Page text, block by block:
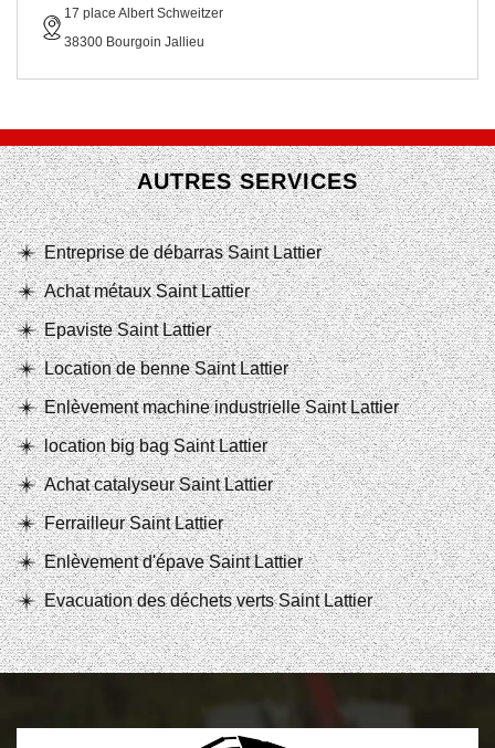
17 place Albert Schweitzer
38300 Bourgoin Jallieu
AUTRES SERVICES
Entreprise de débarras Saint Lattier
Achat métaux Saint Lattier
Epaviste Saint Lattier
Location de benne Saint Lattier
Enlèvement machine industrielle Saint Lattier
location big bag Saint Lattier
Achat catalyseur Saint Lattier
Ferrailleur Saint Lattier
Enlèvement d'épave Saint Lattier
Evacuation des déchets verts Saint Lattier